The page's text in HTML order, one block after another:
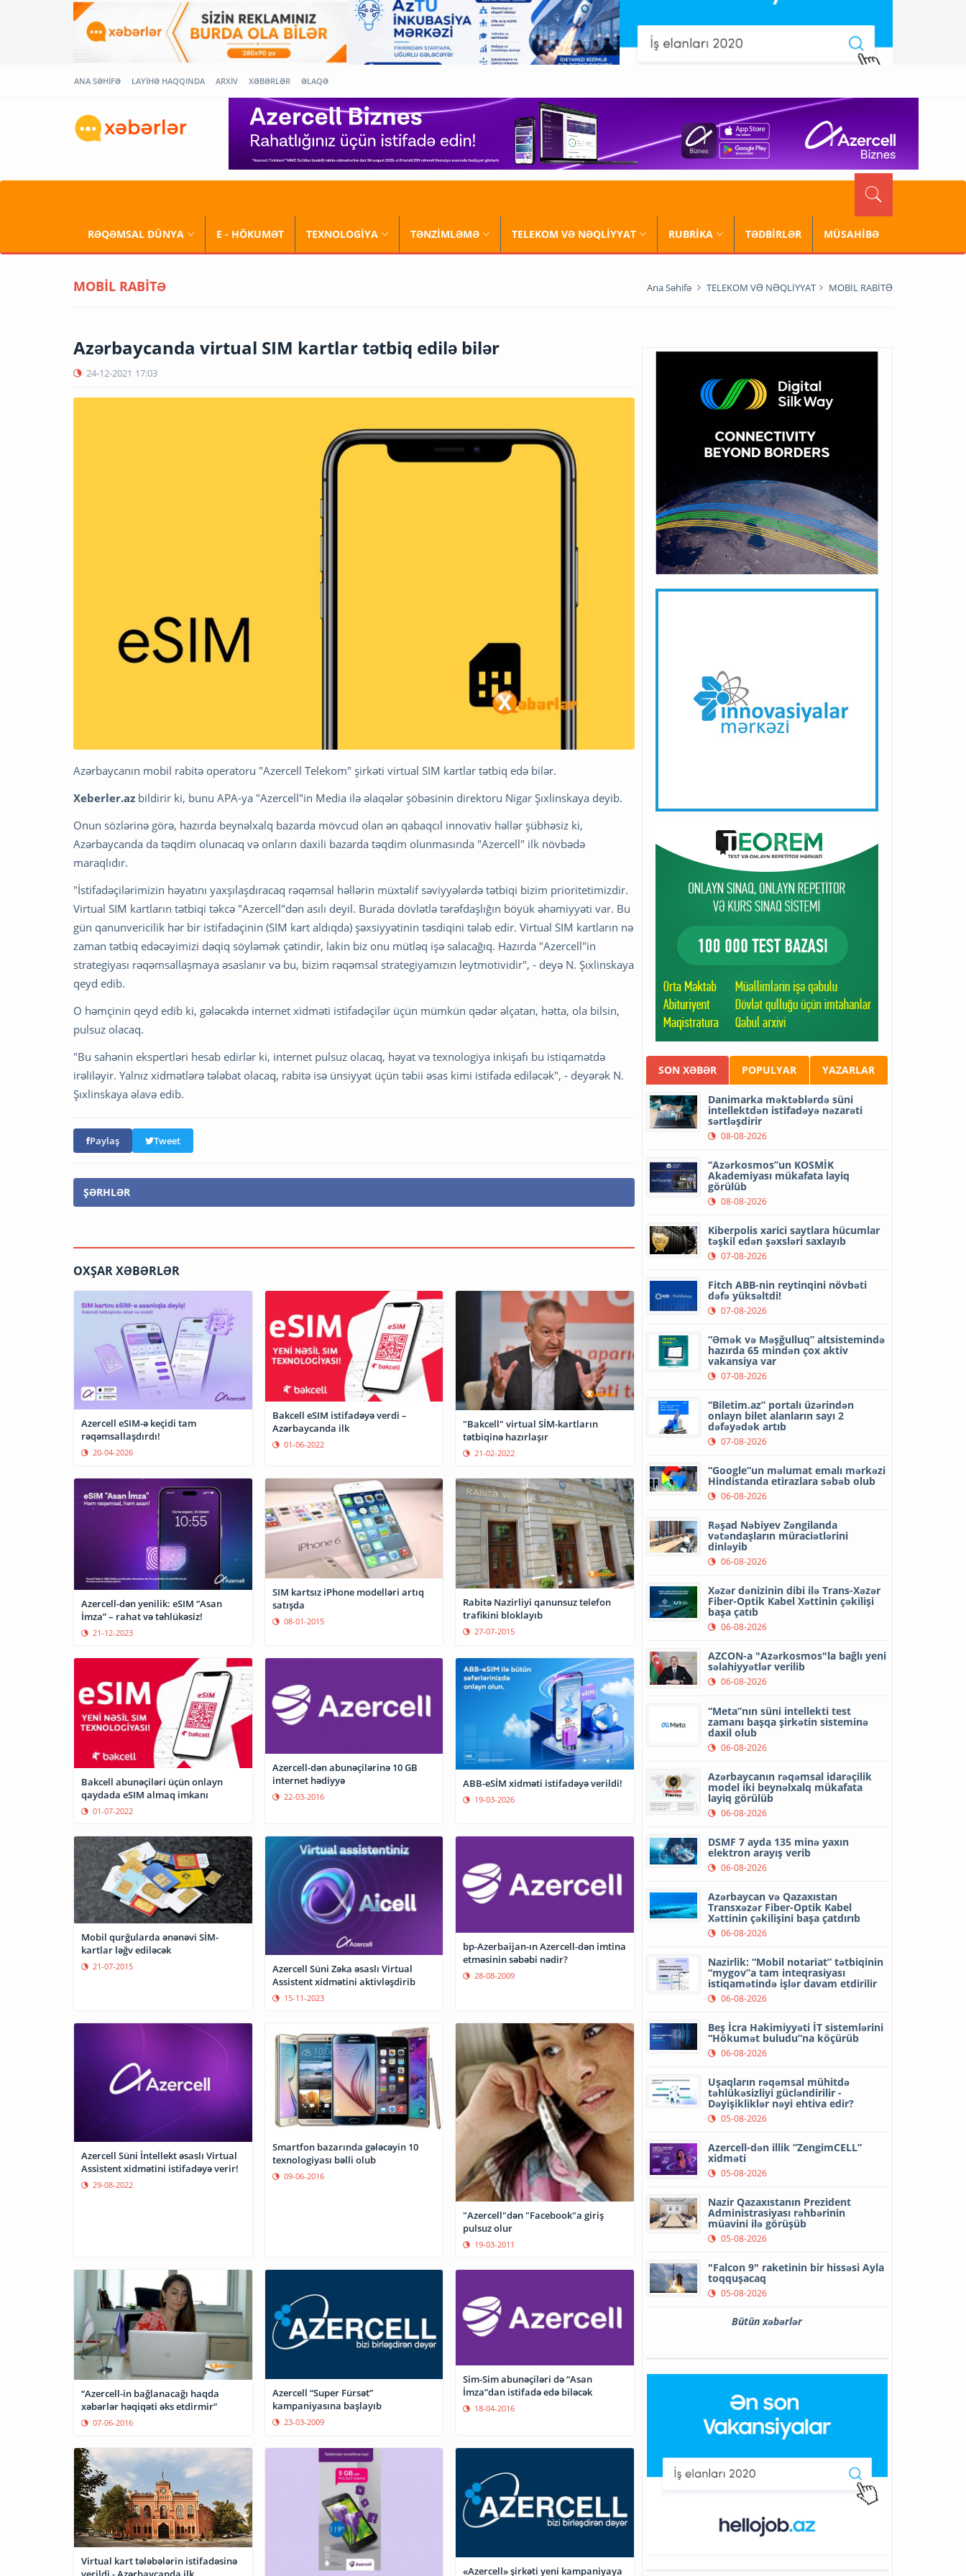
ANA SƏHİFƏ LAYİHƏ HAQQINDA ARXİV XƏBƏRLƏR ƏLAQƏ
RƏQƏMSAL DÜNYA E - HÖKUMƏT TEXNOLOGİYA TƏNZİMLƏMƏ TELEKOM VƏ NƏQLİYYAT RUBRİKA TƏDBİRLƏR MÜSAHİBƏ
MOBİL RABİTƏ Ana Səhifə TELEKOM VƏ NƏQLİYYAT MOBİL RABİTƏ
Azərbaycanda virtual SIM kartlar tətbiq edilə bilər
24-12-2021 17:03
Azərbaycanın mobil rabitə operatoru "Azercell Telekom" şirkəti virtual SIM kartlar tətbiq edə bilər.
Xeberler.az bildirir ki, bunu APA-ya "Azercell"in Media ilə əlaqələr şöbəsinin direktoru Nigar Şıxlinskaya deyib.
Onun sözlərinə görə, hazırda beynəlxalq bazarda mövcud olan ən qabaqcıl innovativ həllər şübhəsiz ki,
Azərbaycanda da təqdim olunacaq və onların daxili bazarda təqdim olunmasında "Azercell" ilk növbədə
maraqlıdır.
"İstifadəçilərimizin həyatını yaxşılaşdıracaq rəqəmsal həllərin müxtəlif səviyyələrdə tətbiqi bizim prioritetimizdir.
Virtual SIM kartların tətbiqi təkcə "Azercell"dən asılı deyil. Burada dövlətlə tərəfdaşlığın böyük əhəmiyyəti var. Bu
gün qanunvericilik hər bir istifadəçinin (SIM kart aldıqda) şəxsiyyətinin təsdiqini tələb edir. Virtual SIM kartların nə
zaman tətbiq edəcəyimizi dəqiq söyləmək çətindir, lakin biz onu mütləq işə salacağıq. Hazırda "Azercell"in
strategiyası rəqəmsallaşmaya əsaslanır və bu, bizim rəqəmsal strategiyamızın leytmotividir", - deyə N. Şıxlinskaya
qeyd edib.
O həmçinin qeyd edib ki, gələcəkdə internet xidməti istifadəçilər üçün mümkün qədər əlçatan, hətta, ola bilsin,
pulsuz olacaq.
"Bu sahənin ekspertləri hesab edirlər ki, internet pulsuz olacaq, həyat və texnologiya inkişafı bu istiqamətdə
irəliləyir. Yalnız xidmətlərə tələbat olacaq, rabitə isə ünsiyyət üçün təbii əsas kimi istifadə ediləcək", - deyərək N.
Şıxlinskaya əlavə edib.
Paylaş Tweet
ŞƏRHLƏR
OXŞAR XƏBƏRLƏR
Azercell eSIM-ə keçidi tam
rəqəmsallaşdırdı!
20-04-2026
Bakcell eSIM istifadəyə verdi –
Azərbaycanda ilk
01-06-2022
"Bakcell" virtual SİM-kartların
tətbiqinə hazırlaşır
21-02-2022
Azercell-dən yenilik: eSIM “Asan
İmza” – rahat və təhlükəsiz!
21-12-2023
SIM kartsız iPhone modelləri artıq
satışda
08-01-2015
Rabitə Nazirliyi qanunsuz telefon
trafikini bloklayıb
27-07-2015
Bakcell abunəçiləri üçün onlayn
qaydada eSIM almaq imkanı
01-07-2022
Azercell-dən abunəçilərinə 10 GB
internet hədiyyə
22-03-2016
ABB-eSİM xidməti istifadəyə verildi!
19-03-2026
Mobil qurğularda ənənəvi SİM-
kartlar ləğv ediləcək
21-07-2015
Azercell Süni Zəka əsaslı Virtual
Assistent xidmətini aktivləşdirib
15-11-2023
bp-Azerbaijan-ın Azercell-dən imtina
etməsinin səbəbi nədir?
28-08-2009
Azercell Süni İntellekt əsaslı Virtual
Assistent xidmətini istifadəyə verir!
29-08-2022
Smartfon bazarında gələcəyin 10
texnologiyası bəlli olub
09-06-2016
"Azercell"dən "Facebook"a giriş
pulsuz olur
19-03-2011
“Azercell-in bağlanacağı haqda
xəbərlər həqiqəti əks etdirmir”
07-06-2016
Azercell “Super Fürsət”
kampaniyasına başlayıb
23-03-2009
Sim-Sim abunəçiləri də “Asan
İmza”dan istifadə edə biləcək
18-04-2016
Virtual kart tələbələrin istifadəsinə
«Azercell» şirkəti yeni kampaniyaya
SON XƏBƏR POPULYAR YAZARLAR
Danimarka məktəblərdə süni
intellektdən istifadəyə nəzarəti
sərtləşdirir
08-08-2026
“Azərkosmos”un KOSMİK
Akademiyası mükafata layiq
görülüb
08-08-2026
Kiberpolis xarici saytlara hücumlar
təşkil edən şəxsləri saxlayıb
07-08-2026
Fitch ABB-nin reytinqini növbəti
dəfə yüksəltdi!
07-08-2026
“Əmək və Məşğulluq” altsistemində
hazırda 65 mindən çox aktiv
vakansiya var
07-08-2026
“Biletim.az” portalı üzərindən
onlayn bilet alanların sayı 2
dəfəyədək artıb
07-08-2026
“Google”un məlumat emalı mərkəzi
Hindistanda etirazlara səbəb olub
06-08-2026
Rəşad Nəbiyev Zəngilanda
vətəndaşların müraciətlərini
dinləyib
06-08-2026
Xəzər dənizinin dibi ilə Trans-Xəzər
Fiber-Optik Kabel Xəttinin çəkilişi
başa çatıb
06-08-2026
AZCON-a "Azərkosmos"la bağlı yeni
səlahiyyətlər verilib
06-08-2026
“Meta”nın süni intellekti test
zamanı başqa şirkətin sisteminə
daxil olub
06-08-2026
Azərbaycanın rəqəmsal idarəçilik
model iki beynəlxalq mükafata
layiq görülüb
06-08-2026
DSMF 7 ayda 135 minə yaxın
elektron arayış verib
06-08-2026
Azərbaycan və Qazaxıstan
Transxəzər Fiber-Optik Kabel
Xəttinin çəkilişini başa çatdırıb
06-08-2026
Nazirlik: “Mobil notariat” tətbiqinin
“mygov”a tam inteqrasiyası
istiqamətində işlər davam etdirilir
06-08-2026
Beş İcra Hakimiyyəti İT sistemlərini
“Hökumət buludu”na köçürüb
06-08-2026
Uşaqların rəqəmsal mühitdə
təhlükəsizliyi gücləndirilir -
Dəyişikliklər nəyi ehtiva edir?
05-08-2026
Azercell-dən illik “ZengimCELL”
xidməti
05-08-2026
Nazir Qazaxıstanın Prezident
Administrasiyası rəhbərinin
müavini ilə görüşüb
05-08-2026
"Falcon 9" raketinin bir hissəsi Ayla
toqquşacaq
05-08-2026
Bütün xəbərlər